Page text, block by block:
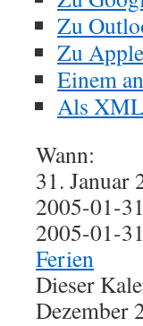
Zu
Zu
Einem
Als
Wann:
31. Januar
2005-01-
2005-01-
Ferien
Dieser
Dezember